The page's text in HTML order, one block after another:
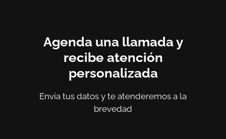
Agenda una llamada y
recibe atención
personalizada
Envía tus datos y te atenderemos a la
brevedad